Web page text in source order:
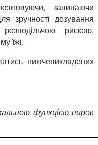
запиваючи
зручності дозування
рискою.
їжі.
нижчевикладених
функцією нирок